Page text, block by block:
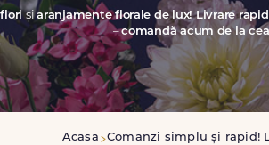
florișiaranjamente florale de lux! Livrare
–comandă acum de la
Acasa Comanzi simplu și rapid!